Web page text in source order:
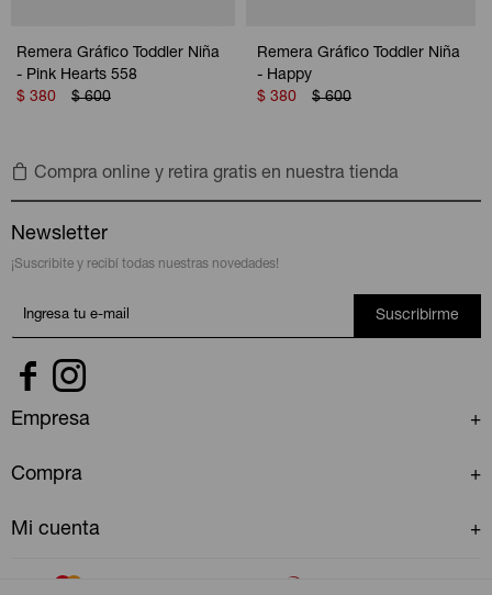
Remera Gráfico Toddler Niña
- Pink Hearts 558
$ 380 $ 600
Remera Gráfico Toddler Niña
- Happy
$ 380 $ 600
Compra online y retira gratis en nuestra tienda
Newsletter
¡Suscribite y recibí todas nuestras novedades!
Suscribirme
 
Empresa
Compra
Mi cuenta